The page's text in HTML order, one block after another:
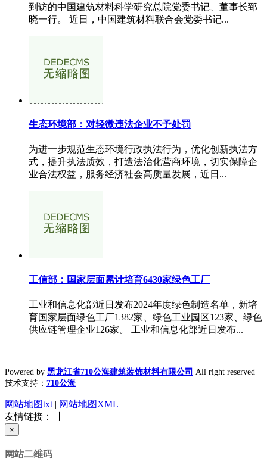
到访的中国建筑材料科学研究总院党委书记、董事长郅
晓一行。 近日，中国建筑材料联合会党委书记...
生态环境部：对轻微违法企业不予处罚
为进一步规范生态环境行政执法行为，优化创新执法方
式，提升执法质效，打造法治化营商环境，切实保障企
业合法权益，服务经济社会高质量发展，近日...
工信部：国家层面累计培育6430家绿色工厂
工业和信息化部近日发布2024年度绿色制造名单，新培
育国家层面绿色工厂1382家、绿色工业园区123家、绿色
供应链管理企业126家。 工业和信息化部近日发布...
Powered by 黑龙江省710公海建筑装饰材料有限公司 All right reserved
技术支持： 710公海
网站地图txt | 网站地图XML
友情链接： 丨
×
网站二维码